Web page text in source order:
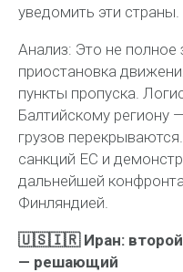
уведомить эти страны.
Анализ: Это не полное
приостановка
пункты пропуска.
Балтийскому
грузов
санкций ЕС и
дальнейшей
Финляндией.
🇺🇸🇮🇷 Иран: второй
— решающий